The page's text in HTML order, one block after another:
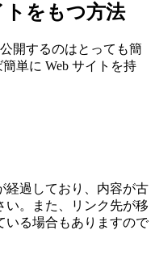
トをもつ方法
開するのはとっても簡
単に Web サイトを持
経過しており、内容が古
い。また、リンク先が移
いる場合もありますので